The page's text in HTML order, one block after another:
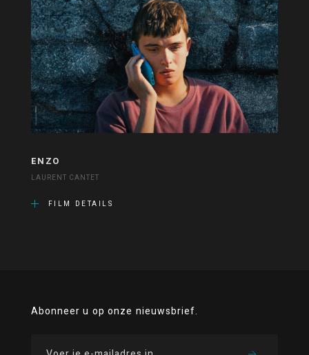
ENZO
LAURENT CANTET
FILM DETAILS
Abonneer u op onze nieuwsbrief.